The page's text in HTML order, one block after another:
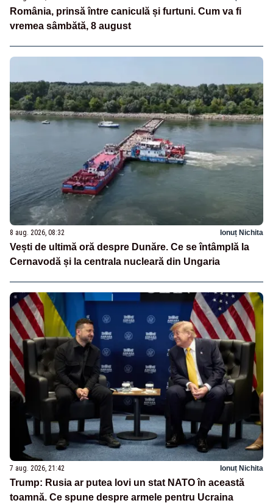
România, prinsă între caniculă și furtuni. Cum va fi
vremea sâmbătă, 8 august
8 aug. 2026, 08:32 Ionuț Nichita
Vești de ultimă oră despre Dunăre. Ce se întâmplă la
Cernavodă și la centrala nucleară din Ungaria
7 aug. 2026, 21:42 Ionuț Nichita
Trump: Rusia ar putea lovi un stat NATO în această
toamnă. Ce spune despre armele pentru Ucraina